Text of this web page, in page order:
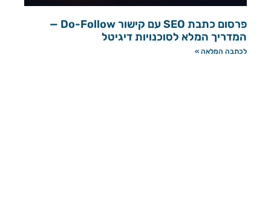
פרסום כתבת SEO עם קישור Do-Follow —
המדריך המלא לסוכנויות דיגיטל
לכתבה המלאה »